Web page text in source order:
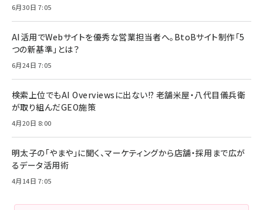
6月30日 7:05
AI活用でWebサイトを優秀な営業担当者へ。BtoBサイト制作「5
つの新基準」とは？
6月24日 7:05
検索上位でもAI Overviewsに出ない!? 老舗米屋・八代目儀兵衛
が取り組んだGEO施策
4月20日 8:00
明太子の「やまや」に聞く、マーケティングから店舗・採用まで広が
るデータ活用術
4月14日 7:05